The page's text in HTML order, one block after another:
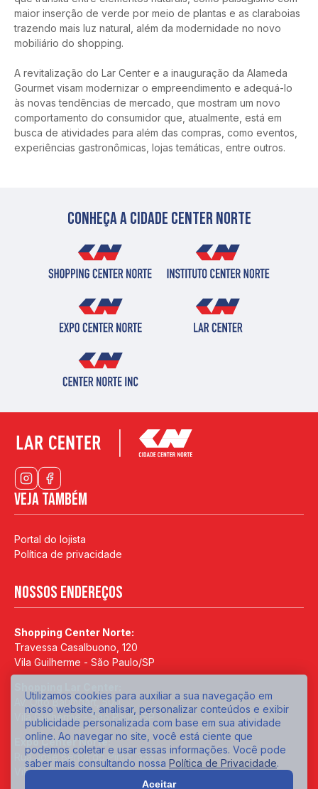
maior inserção de verde por meio de plantas e as claraboias
trazendo mais luz natural, além da modernidade no novo
mobiliário do shopping.
A revitalização do Lar Center e a inauguração da Alameda
Gourmet visam modernizar o empreendimento e adequá-lo
às novas tendências de mercado, que mostram um novo
comportamento do consumidor que, atualmente, está em
busca de atividades para além das compras, como eventos,
experiências gastronômicas, lojas temáticas, entre outros.
Conheça a cidade center norte
Veja também
Portal do lojista
Política de privacidade
Nossos endereços
Shopping Center Norte:
Travessa Casalbuono, 120
Vila Guilherme - São Paulo/SP
Av. Otto Baumgart, 500
Vila Guilherme - São Paulo/SP
Expo Center Norte:
Rua José Bernardo Pinto, 333
Vila Guilherme - São Paulo/SP
Utilizamos cookies para auxiliar a sua navegação em
nosso website, analisar, personalizar conteúdos e exibir
publicidade personalizada com base em sua atividade
online. Ao navegar no site, você está ciente que
podemos coletar e usar essas informações. Você pode
saber mais consultando nossa Política de Privacidade.
Aceitar